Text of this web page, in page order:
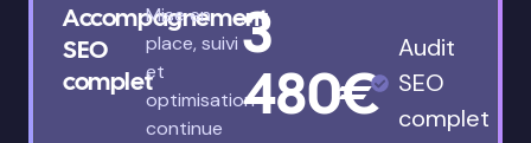
Accompagnement
SEO
complet
Mise en
place, suivi
et
optimisation
continue
3
480€
Audit
SEO
complet